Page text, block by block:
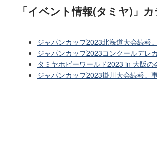
「イベント情報(タミヤ)」
ジャパンカップ2023北海道大会続報
ジャパンカップ2023コンクールデレ
タミヤホビーワールド2023 in 大阪の
ジャパンカップ2023掛川大会続報。